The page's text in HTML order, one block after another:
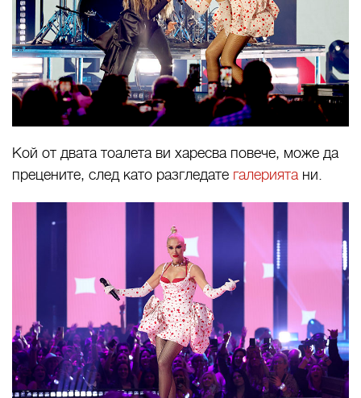
Кой от двата тоалета ви харесва повече, може да
прецените, след като разгледате галериятани.